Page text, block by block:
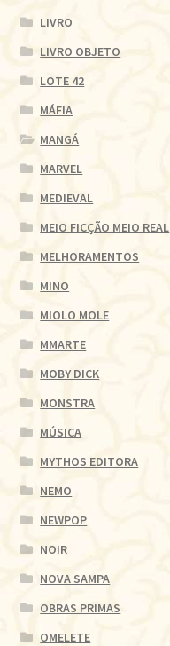
LIVRO
LIVRO OBJETO
LOTE 42
MÁFIA
MANGÁ
MARVEL
MEDIEVAL
MEIO FICÇÃO MEIO REAL
MELHORAMENTOS
MINO
MIOLO MOLE
MMARTE
MOBY DICK
MONSTRA
MÚSICA
MYTHOS EDITORA
NEMO
NEWPOP
NOIR
NOVA SAMPA
OBRAS PRIMAS
OMELETE